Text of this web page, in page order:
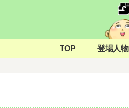
TOP 登場人物